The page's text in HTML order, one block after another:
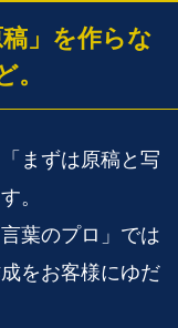
」を作らな
。
まずは原稿と写
。
葉のプロ」では
をお客様にゆだ